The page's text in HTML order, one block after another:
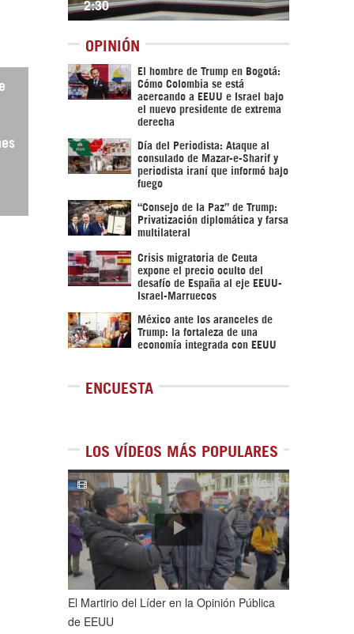
2:30
OPINIÓN
El hombre de Trump en Bogotá:
Cómo Colombia se está
acercando a EEUU e Israel bajo
el nuevo presidente de extrema
derecha
Día del Periodista: Ataque al
consulado de Mazar-e-Sharif y
periodista iraní que informó bajo
fuego
“Consejo de la Paz” de Trump:
Privatización diplomática y farsa
multilateral
Crisis migratoria de Ceuta
expone el precio oculto del
desafío de España al eje EEUU-
Israel-Marruecos
México ante los aranceles de
Trump: la fortaleza de una
economía integrada con EEUU
ENCUESTA
LOS VÍDEOS MÁS POPULARES
1de5
El Martirio del Líder en la Opinión Pública
de EEUU